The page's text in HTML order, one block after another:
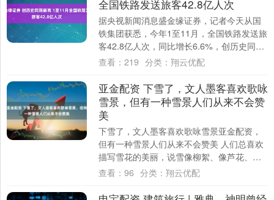
全国铁路发送旅客42.8亿人次
据央视新闻消息盛金缘证券，记者今天从国
铁集团获悉，今年1至11月，全国铁路发送旅
客42.8亿人次，同比增长6.6%，创历史同期
新高。 运力增加的同时，服务也在不....
查看： 219 分类： 翔云优配
亚金配资 下雪了，文人墨客喜欢歌咏
雪景，但有一种雪景人们从来不会赞
美
下雪了，文人墨客喜欢歌咏雪景亚金配资，
但有一种雪景人们从来不会赞美 人们总喜欢
描写雪花的美丽，说雪像柳絮、像芦花、像
蒲公英一般在空中舞，在随风飞。描写空中
查看： 96 分类： 翔云优配